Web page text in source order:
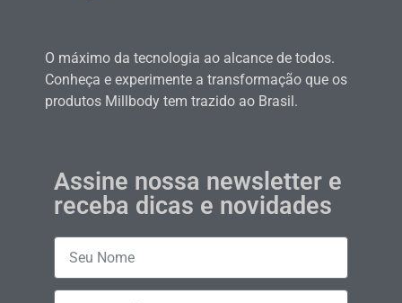
O máximo da tecnologia ao alcance de todos.
Conheça e experimente a transformação que os
produtos Millbody tem trazido ao Brasil.
Assine nossa newsletter e
receba dicas e novidades